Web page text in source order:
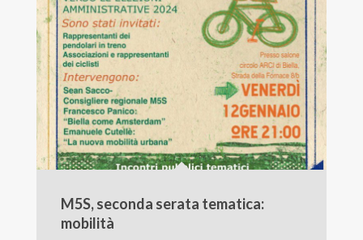
M5S, seconda serata tematica:
mobilità